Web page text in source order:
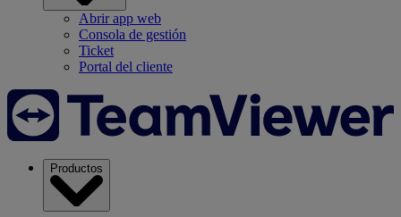
Abrir app web
Consola de gestión
Ticket
Portal del cliente
Productos